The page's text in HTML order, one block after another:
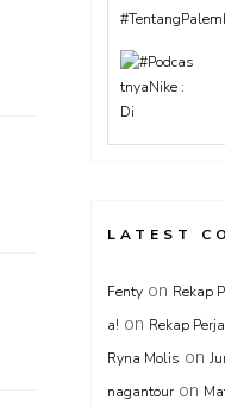
Reading Slump
LATEST
Fenty on Rekap
a! on Rekap
Ryna Molis on
nagantour on